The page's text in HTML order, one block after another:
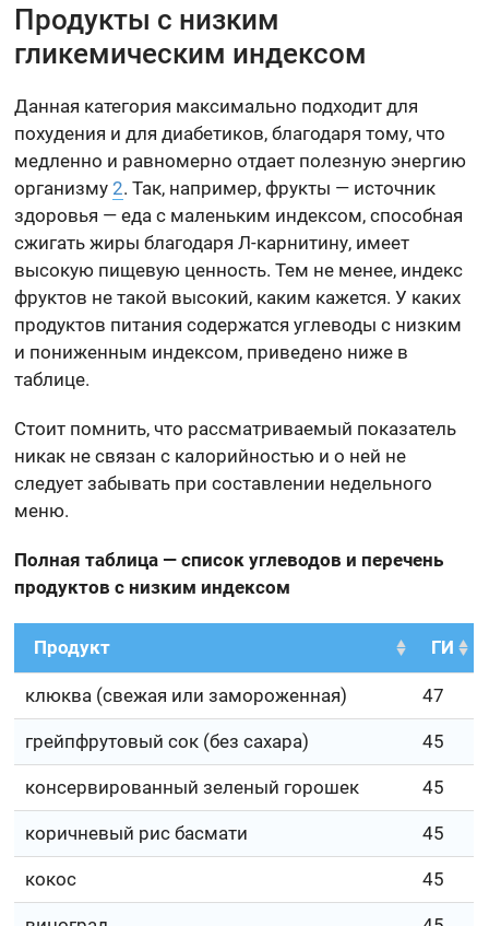
Продукты с низким
гликемическим индексом
Данная категория максимально подходит для
похудения и для диабетиков, благодаря тому, что
медленно и равномерно отдает полезную энергию
организму2. Так, например, фрукты — источник
здоровья — еда с маленьким индексом, способная
сжигать жиры благодаря Л-карнитину, имеет
высокую пищевую ценность. Тем не менее, индекс
фруктов не такой высокий, каким кажется. У каких
продуктов питания содержатся углеводы с низким
и пониженным индексом, приведено ниже в
таблице.
Стоит помнить, что рассматриваемый показатель
никак не связан с калорийностью и о ней не
следует забывать при составлении недельного
меню.
Полная таблица — список углеводов и перечень
продуктов с низким индексом
Продукт ГИ
клюква (свежая или замороженная) 47
грейпфрутовый сок (без сахара) 45
консервированный зеленый горошек 45
коричневый рис басмати 45
кокос 45